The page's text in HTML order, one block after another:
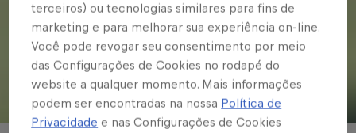
© Red Bull Bragantino
terceiros) ou tecnologias similares para fins de
marketing e para melhorar sua experiência on-line.
Você pode revogar seu consentimento por meio
das Configurações de Cookies no rodapé do
website a qualquer momento. Mais informações
podem ser encontradas na nossa Política de
Privacidade e nas Configurações de Cookies